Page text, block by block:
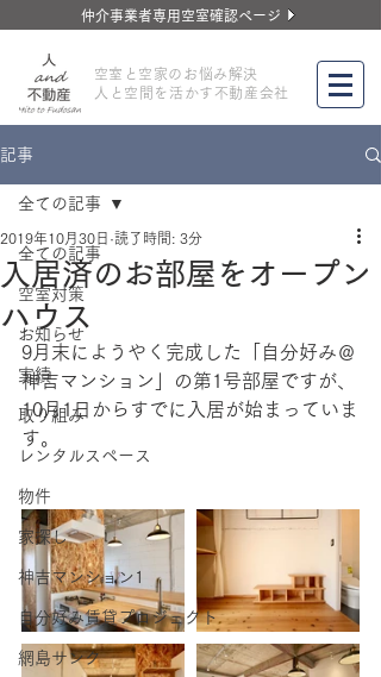
仲介事業者専用空室確認ページ
​空室と空家のお悩み解決
人と空間を活かす不動産会社
記事
全ての記事
空室対策
お知らせ
実績
取り組み
レンタルスペース
物件
家探し
神吉マンション1
自分好み賃貸プロジェクト
網島サンク
全ての記事
入居済のお部屋をオープン
ハウス
2019年10月30日 読了時間: 3分
9月末にようやく完成した「自分好み＠
神吉マンション」の第1号部屋ですが、
10月1日からすでに入居が始まっていま
す。